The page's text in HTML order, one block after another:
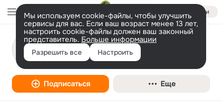
Войти
Мы используем cookie-файлы, чтобы улучшить
сервисы для вас. Если ваш возраст менее 13 лет,
настроить cookie-файлы должен ваш законный
представитель. Больше информации
Разрешить все Настроить
Рейтинг букмекерских контор
Интернет-СМИ
Подписаться Еще